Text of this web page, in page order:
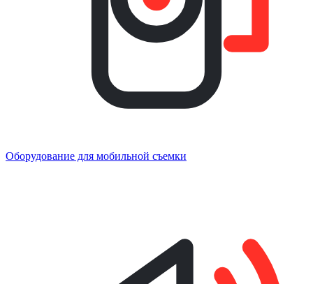
Оборудование для мобильной съемки